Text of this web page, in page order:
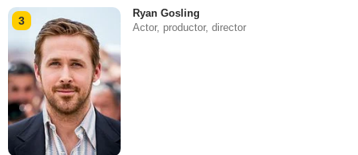
3
Ryan Gosling
Actor, productor, director